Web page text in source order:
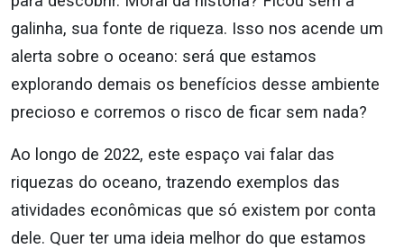
galinha, sua fonte de riqueza. Isso nos acende um
alerta sobre o oceano: será que estamos
explorando demais os benefícios desse ambiente
precioso e corremos o risco de ficar sem nada?
Ao longo de 2022, este espaço vai falar das
riquezas do oceano, trazendo exemplos das
atividades econômicas que só existem por conta
dele. Quer ter uma ideia melhor do que estamos